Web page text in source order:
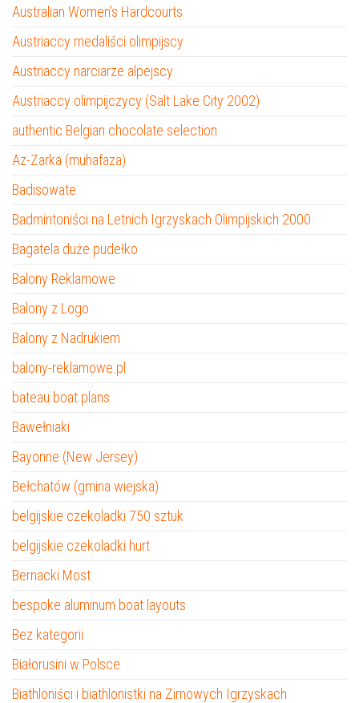
Australian Women’s Hardcourts
Austriaccy medaliści olimpijscy
Austriaccy narciarze alpejscy
Austriaccy olimpijczycy (Salt Lake City 2002)
authentic Belgian chocolate selection
Az-Zarka (muhafaza)
Badisowate
Badmintoniści na Letnich Igrzyskach Olimpijskich 2000
Bagatela duże pudełko
Balony Reklamowe
Balony z Logo
Balony z Nadrukiem
balony-reklamowe.pl
bateau boat plans
Bawełniaki
Bayonne (New Jersey)
Bełchatów (gmina wiejska)
belgijskie czekoladki 750 sztuk
belgijskie czekoladki hurt
Bernacki Most
bespoke aluminum boat layouts
Bez kategorii
Białorusini w Polsce
Biathloniści i biathlonistki na Zimowych Igrzyskach